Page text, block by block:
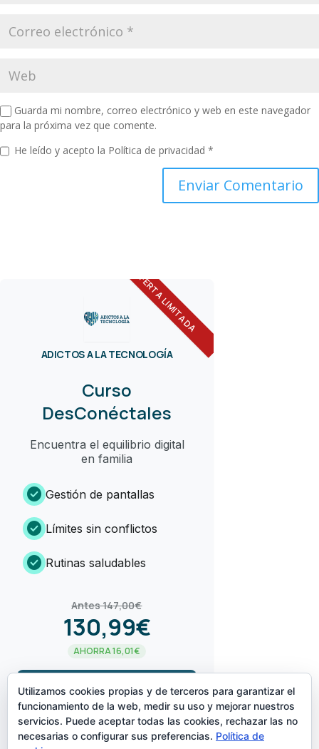
Guarda mi nombre, correo electrónico y web en este navegador
para la próxima vez que comente.
He leído y acepto la Política de privacidad *
OFERTA LIMITADA
ADICTOS A LA TECNOLOGÍA
Curso
DesConéctales
Encuentra el equilibrio digital
en familia
check_circle Gestión de pantallas
check_circle Límites sin conflictos
check_circle Rutinas saludables
Antes 147,00€
130,99€
AHORRA 16,01€
¡LO QUIERO!arrow_forward
CREADO POR
Utilizamos cookies propias y de terceros para garantizar el
funcionamiento de la web, medir su uso y mejorar nuestros
servicios. Puede aceptar todas las cookies, rechazar las no
necesarias o configurar sus preferencias. Política de